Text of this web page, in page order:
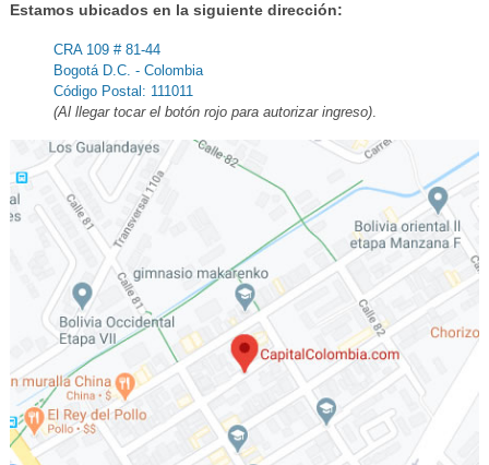
Estamos ubicados en la siguiente dirección:
CRA 109 # 81-44
Bogotá D.C. - Colombia
Código Postal: 111011
(Al llegar tocar el botón rojo para autorizar ingreso).